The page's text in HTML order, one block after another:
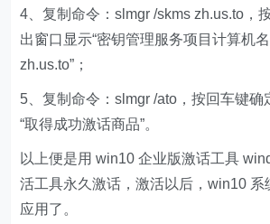
4、复制命令：slmgr /skms zh.us.to，
出窗口显示“密钥管理服务项目计算机
zh.us.to”；
5、复制命令：slmgr /ato，按回车键确
“取得成功激话商品”。
以上便是用 win10 企业版激话工具
活工具永久激话，激活以后，win10 系
应用了。